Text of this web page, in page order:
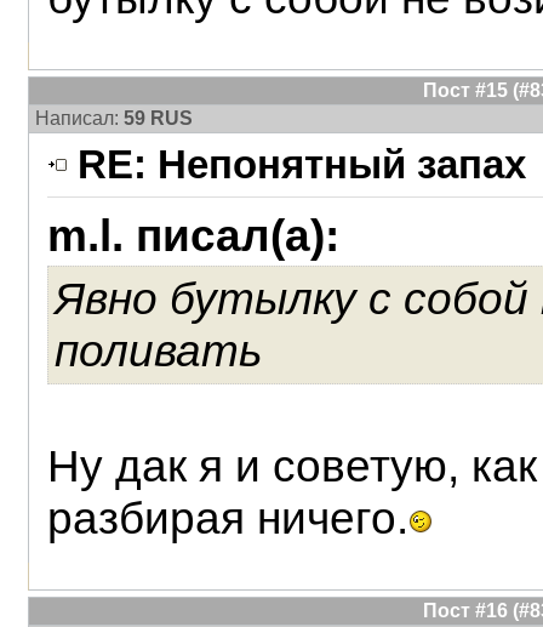
Пост #15
Написал: 59 RUS
RE: Непонятный запах
m.l. писал(а):
Явно бутылку с
поливать
Ну дак я и советую,
разбирая ничего.
Пост #16